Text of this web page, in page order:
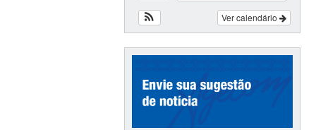
Ver calendário